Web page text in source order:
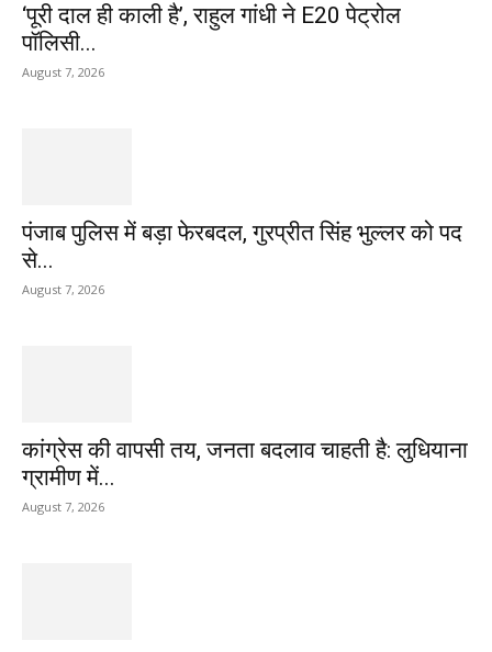
‘पूरी दाल ही काली है’, राहुल गांधी ने E20 पेट्रोल
पॉलिसी...
August 7, 2026
पंजाब पुलिस में बड़ा फेरबदल, गुरप्रीत सिंह भुल्लर को पद
से...
August 7, 2026
कांग्रेस की वापसी तय, जनता बदलाव चाहती है: लुधियाना
ग्रामीण में...
August 7, 2026